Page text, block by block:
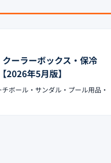
ーラーボックス・保冷
年5月版】
ボール・サンダル・プール用品・